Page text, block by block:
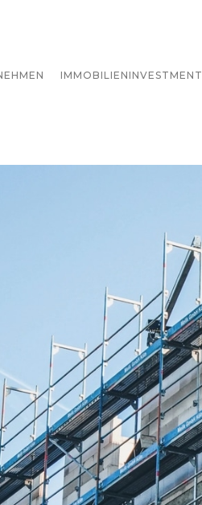
IMMOBILIENINVESTMENT